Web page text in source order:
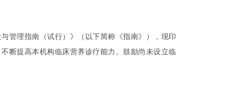
管理指南（试行）》（以下简称《指南》），现印
断提高本机构临床营养诊疗能力。鼓励尚未设立临